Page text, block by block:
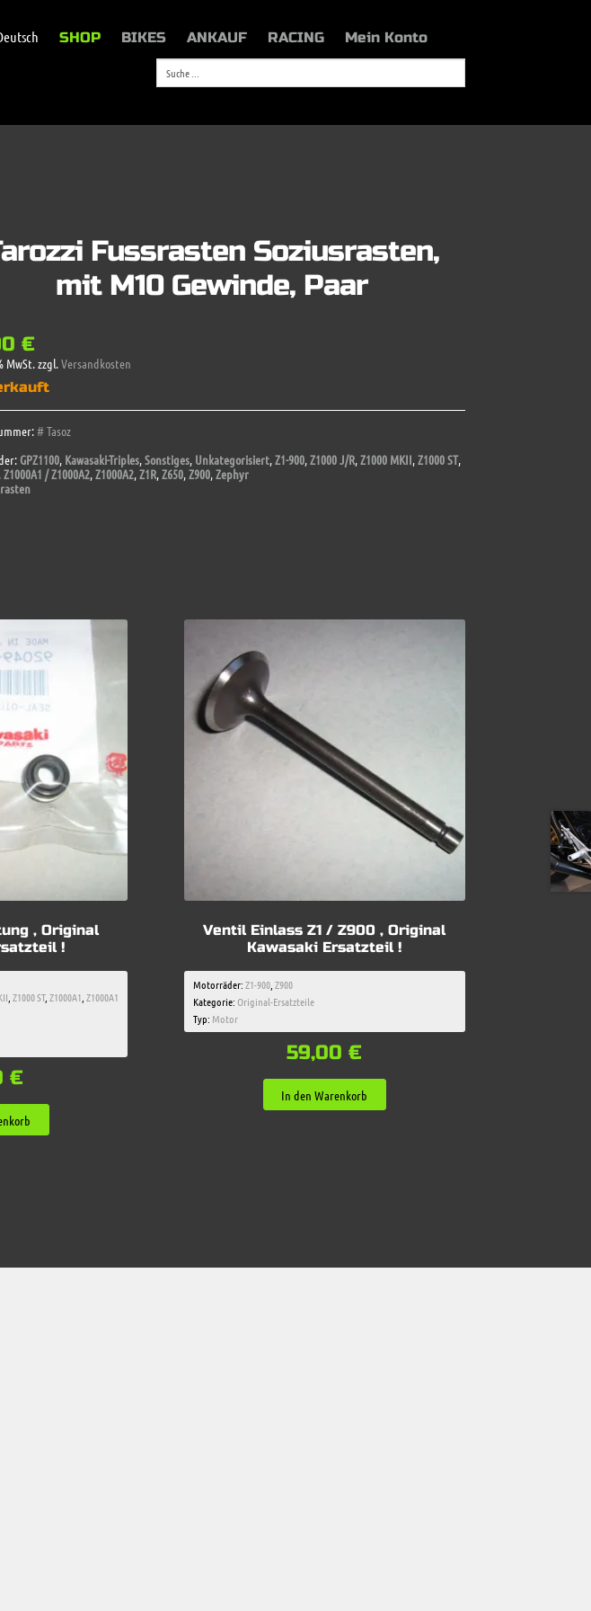
SHOP BIKES ANKAUF RACING Mein Konto
Fussrasten Soziusrasten,
mit M10 Gewinde, Paar
€
MwSt.zzgl.Versandkosten
# Tasoz
GPZ1100, Kawasaki-Triples,Sonstiges, Unkategorisiert,Z1-900,Z1000 J/R,Z1000 MKII,Z1000 ST,
,Z1000A1 / Z1000A2,Z1000A2,Z1R,Z650,Z900,Zephyr
, Original
!
Z1000 ST, Z1000A1 Z1000A1
€
Ventil Einlass Z1 / Z900 , Original
Kawasaki Ersatzteil !
Motorräder:Z1-900 ,Z900
Kategorie:Original-Ersatzteile
Typ: Motor
59,00€
In den Warenkorb